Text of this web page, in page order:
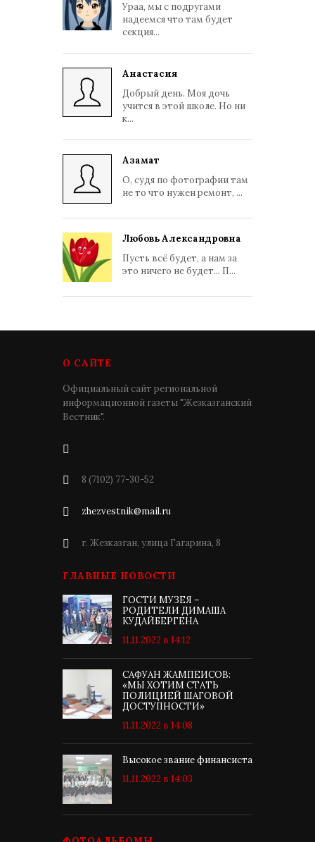
Ураа, мы с подругами
надеемся что там будет
секция...
Анастасия
Добрый день. Моя дочь
учится в этой школе. Но ни
к...
Азамат
О, судя по фотографии там
не то что нужен ремонт, ...
Любовь Александровна
Пусть всё будет, а нам за
это ничего не будет... П...
О САЙТЕ
Официальный сайт региональной
информационной газеты "Жезказганский
Вестник".
8 (7102) 77-30-52
zhezvestnik@mail.ru
г. Жезказган, улица Гагарина, 8
ГЛАВНЫЕ НОВОСТИ
ГОСТИ МУЗЕЯ –
РОДИТЕЛИ ДИМАША
КУДАЙБЕРГЕНА
11.11.2022 в 14:12
САФУАН ЖАМПЕИСОВ:
«МЫ ХОТИМ СТАТЬ
ПОЛИЦИЕЙ ШАГОВОЙ
ДОСТУПНОСТИ»
11.11.2022 в 14:08
Высокое звание финансиста
11.11.2022 в 14:03